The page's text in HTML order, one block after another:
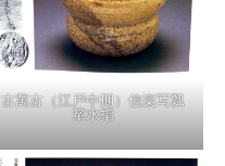
古萬古（江戸中期）信楽写瓢
箪水指